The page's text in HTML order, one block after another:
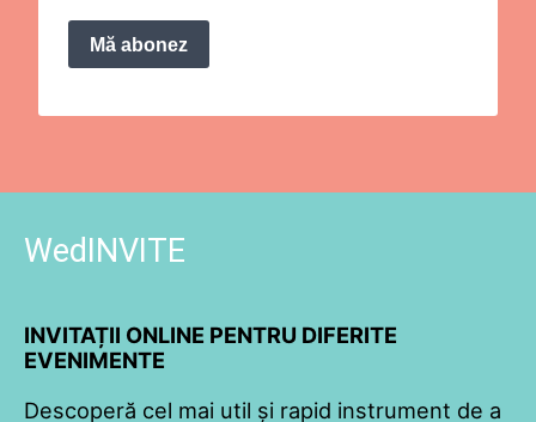
Mă abonez
WedINVITE
INVITAȚII ONLINE PENTRU DIFERITE
EVENIMENTE
Descoperă cel mai util și rapid instrument de a